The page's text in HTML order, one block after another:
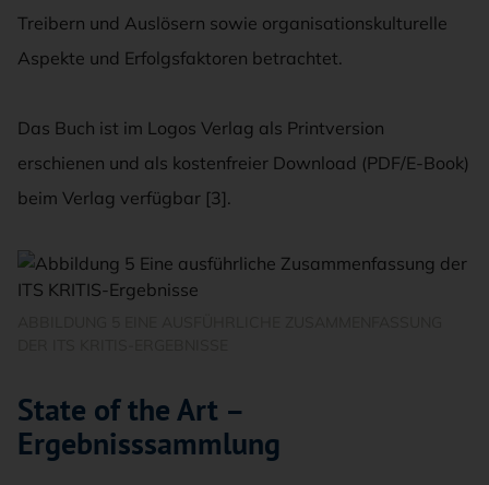
Treibern und Auslösern sowie organisationskulturelle
Aspekte und Erfolgsfaktoren betrachtet.
Das Buch ist im Logos Verlag als Printversion
erschienen und als kostenfreier Download (PDF/E-Book)
beim Verlag verfügbar [3].
State of the Art –
Ergebnisssammlung